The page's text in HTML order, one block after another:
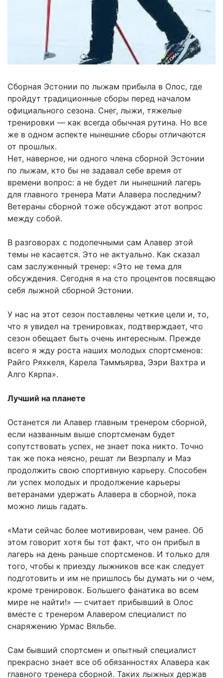
Сборная Эстонии по лыжам прибыла в Олос, где
пройдут традиционные сборы перед началом
официального сезона. Снег, лыжи, тяжелые
тренировки — как всегда обычная рутина. Но все
же в одном аспекте нынешние сборы отличаются
от прошлых.
Нет, наверное, ни одного члена сборной Эстонии
по лыжам, кто бы не задавал себе время от
времени вопрос: а не будет ли нынешний лагерь
для главного тренера Мати Алавера последним?
Ветераны сборной тоже обсуждают этот вопрос
между собой.
В разговорах с подопечными сам Алавер этой
темы не касается. Это не актуально. Как сказал
сам заслуженный тренер: «Это не тема для
обсуждения. Сегодня я на сто процентов посвящаю
себя лыжной сборной Эстонии.
У нас на этот сезон поставлены четкие цели и, то,
что я увидел на тренировках, подтверждает, что
сезон обещает быть очень интересным. Прежде
всего я жду роста наших молодых спортсменов:
Райго Ряхкеля, Карела Таммъярва, Ээри Вахтра и
Алго Кярпа».
Лучший на планете
Останется ли Алавер главным тренером сборной,
если названным выше спортсменам будет
сопутствовать успех, не знает пока никто. Точно
так же пока неясно, решат ли Веэрпалу и Маэ
продолжить свою спортивную карьеру. Способен
ли успех молодых и продолжение карьеры
ветеранами удержать Алавера в сборной, пока
можно лишь гадать.
«Maти сейчас более мотивирован, чем ранее. Об
этом говорит хотя бы тот факт, что он прибыл в
лагерь на день раньше спо­рт­сменов. И только для
того, чтобы к приезду лыжников все как следует
подготовить и им не пришлось бы думать ни о чем,
кроме тренировок. Большего фанатика во всем
мире не найти!» — считает прибывший в Олос
вместе с тренером Алавером специалист по
снаряжению Урмас Вяльбе.
Сам бывший спортсмен и опытный специалист
прекрасно знает все об обязанностях Алавера как
главного тренера сборной. Таких лыжных держав